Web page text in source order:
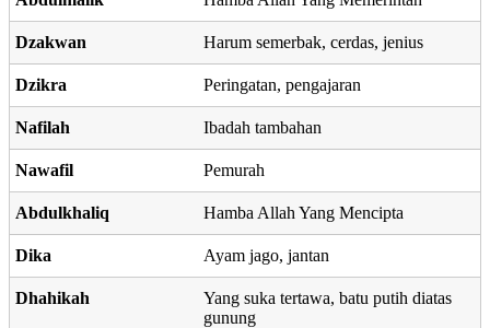
Dzakwan Harum semerbak, cerdas, jenius
Dzikra Peringatan, pengajaran
Nafilah Ibadah tambahan
Nawafil Pemurah
Abdulkhaliq Hamba Allah Yang Mencipta
Dika Ayam jago, jantan
Dhahikah
Yang suka tertawa, batu putih diatas
gunung